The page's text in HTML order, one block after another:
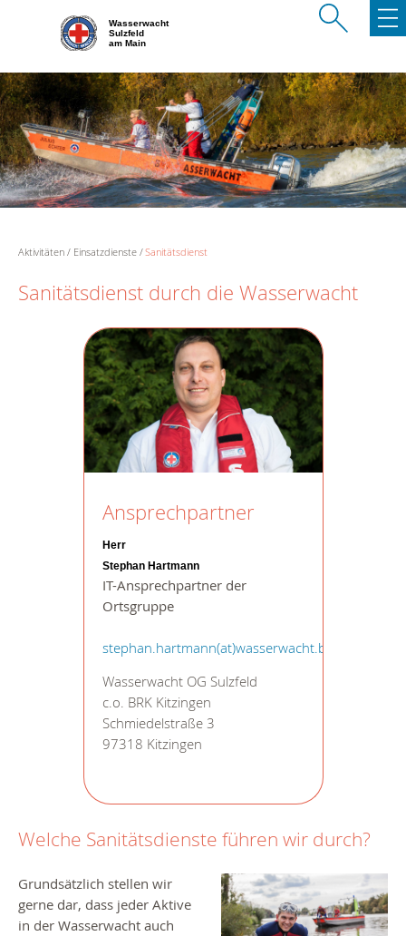
Wasserwacht
Sulzfeld
am Main
Aktivitäten Einsatzdienste Sanitätsdienst
Sanitätsdienst durch die Wasserwacht
Ansprechpartner
Herr
Stephan Hartmann
IT-Ansprechpartner der
Ortsgruppe
stephan.hartmann(at)wasserwacht.bayern
Wasserwacht OG Sulzfeld
c.o. BRK Kitzingen
Schmiedelstraße 3
97318 Kitzingen
Welche Sanitätsdienste führen wir durch?
Grundsätzlich stellen wir
gerne dar, dass jeder Aktive
in der Wasserwacht auch